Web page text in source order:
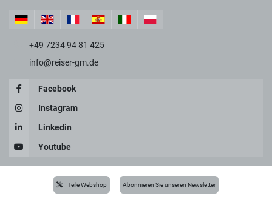
+49 7234 94 81 425
info@reiser-gm.de
Facebook
Instagram
Linkedin
Youtube
Teile Webshop Abonnieren Sie unseren Newsletter